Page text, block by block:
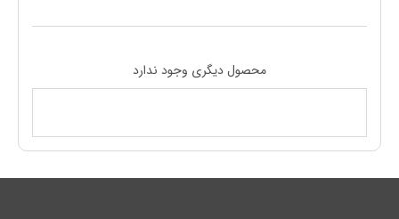
محصول دیگری وجود ندارد